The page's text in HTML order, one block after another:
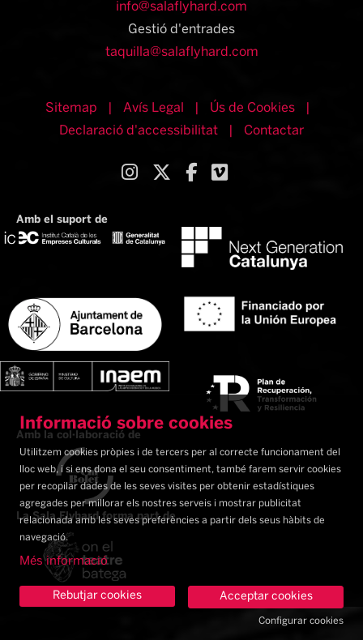
info@salaflyhard.com
Gestió d'entrades
taquilla@salaflyhard.com
Sitemap Avís Legal Ús de Cookies
Declaració d'accessibilitat
Contactar
Link a instagram
Link a twitter
Link a facebook
Amb el suport de
Amb la col·laboració de
La Sala Flyhard forma part de
Informació sobre cookies
Utilitzem cookies pròpies i de tercers per al correcte funcionament del
lloc web, i si ens dona el seu consentiment, també farem servir cookies
per recopilar dades de les seves visites per obtenir estadístiques
agregades per millorar els nostres serveis i mostrar publicitat
relacionada amb les seves preferències a partir dels seus hàbits de
navegació.
Més informació
Acceptar cookies
Rebutjar cookies
Configurar cookies